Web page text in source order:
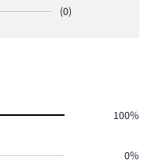
(0)
100%
0%